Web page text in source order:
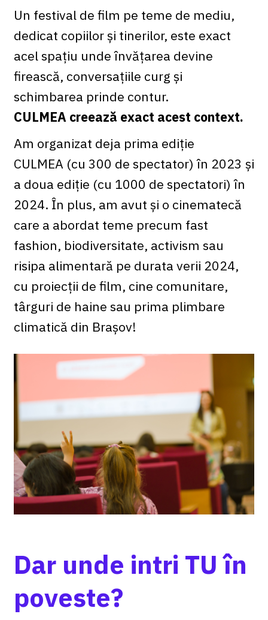
Un festival de film pe teme de mediu,
dedicat copiilor și tinerilor, este exact
acel spațiu unde învățarea devine
firească, conversațiile curg și
schimbarea prinde contur.
CULMEA creează exact acest context.
Am organizat deja prima ediție
CULMEA (cu 300 de spectator) în 2023 și
a doua ediție (cu 1000 de spectatori) în
2024. În plus, am avut și o cinematecă
care a abordat teme precum fast
fashion, biodiversitate, activism sau
risipa alimentară pe durata verii 2024,
cu proiecții de film, cine comunitare,
târguri de haine sau prima plimbare
climatică din Brașov!
Dar unde intri TU în
poveste?